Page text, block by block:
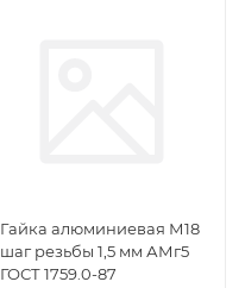
Гайка алюминиевая М18
шаг резьбы 1,5 мм АМг5
ГОСТ 1759.0-87